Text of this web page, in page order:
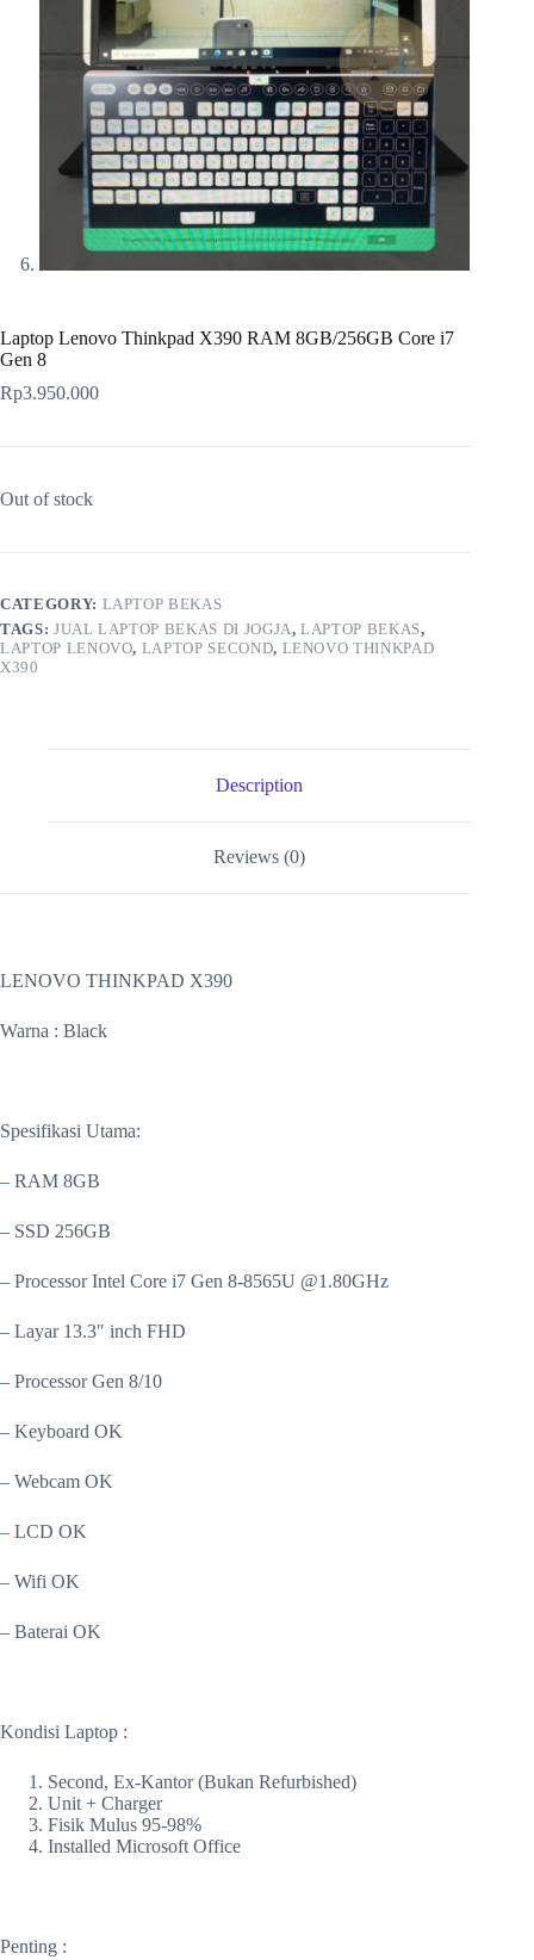
Laptop Lenovo Thinkpad X390 RAM 8GB/256GB Core i7
Gen 8
Rp3.950.000
Out of stock
CATEGORY: LAPTOP BEKAS
TAGS: JUAL LAPTOP BEKAS DI JOGJA,LAPTOP BEKAS,
LAPTOP LENOVO, LAPTOP SECOND, LENOVO THINKPAD
X390
Description
Reviews (0)
LENOVO THINKPAD X390
Warna : Black
Spesifikasi Utama:
– RAM 8GB
– SSD 256GB
– Processor Intel Core i7 Gen 8-8565U @1.80GHz
– Layar 13.3″ inch FHD
– Processor Gen 8/10
– Keyboard OK
– Webcam OK
– LCD OK
– Wifi OK
– Baterai OK
Kondisi Laptop :
Second, Ex-Kantor (Bukan Refurbished)
Unit + Charger
Fisik Mulus 95-98%
Installed Microsoft Office
Penting :